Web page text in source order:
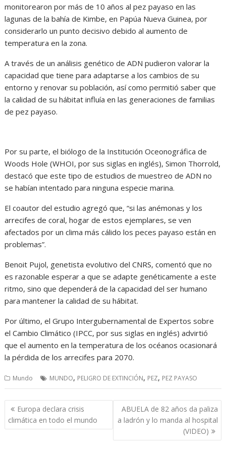
monitorearon por más de 10 años al pez payaso en las
lagunas de la bahía de Kimbe, en Papúa Nueva Guinea, por
considerarlo un punto decisivo debido al aumento de
temperatura en la zona.
A través de un análisis genético de ADN pudieron valorar la
capacidad que tiene para adaptarse a los cambios de su
entorno y renovar su población, así como permitió saber que
la calidad de su hábitat influía en las generaciones de familias
de pez payaso.
Por su parte, el biólogo de la Institución Oceonográfica de
Woods Hole (WHOI, por sus siglas en inglés), Simon Thorrold,
destacó que este tipo de estudios de muestreo de ADN no
se habían intentado para ninguna especie marina.
El coautor del estudio agregó que, “si las anémonas y los
arrecifes de coral, hogar de estos ejemplares, se ven
afectados por un clima más cálido los peces payaso están en
problemas”.
Benoit Pujol, genetista evolutivo del CNRS, comentó que no
es razonable esperar a que se adapte genéticamente a este
ritmo, sino que dependerá de la capacidad del ser humano
para mantener la calidad de su hábitat.
Por último, el Grupo Intergubernamental de Expertos sobre
el Cambio Climático (IPCC, por sus siglas en inglés) advirtió
que el aumento en la temperatura de los océanos ocasionará
la pérdida de los arrecifes para 2070.
Mundo MUNDO, PELIGRO DE EXTINCIÓN, PEZ, PEZ PAYASO
Navegación
de
entradas
Europa declara crisis
climática en todo el mundo
ABUELA de 82 años da paliza
a ladrón y lo manda al hospital
(VIDEO)